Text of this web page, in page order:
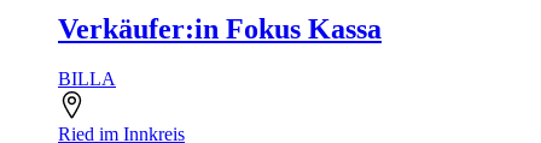
Verkäufer:in Fokus Kassa
BILLA
Ried im Innkreis